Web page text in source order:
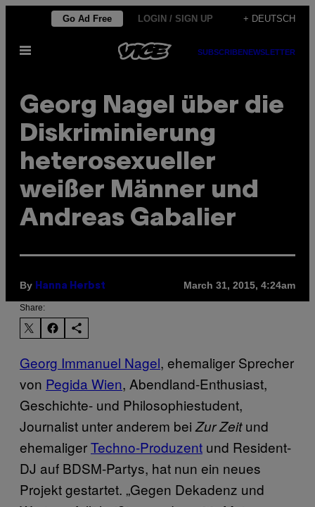
content
Go Ad Free LOGIN / SIGN UP + DEUTSCH
Open
SUBSCRIBENEWSLETTER
Georg Nagel über die
Diskriminierung
heterosexueller
weißer Männer und
Andreas Gabalier
By Hanna Herbst March 31, 2015, 4:24am
Share:
Georg Immanuel Nagel, ehemaliger Sprecher
von Pegida Wien, Abendland-Enthusiast,
Geschichte- und Philosophiestudent,
Journalist unter anderem bei Zur Zeitund
ehemaligerTechno-Produzent und Resident-
DJ auf BDSM-Partys, hat nun ein neues
Projekt gestartet. „Gegen Dekadenz und